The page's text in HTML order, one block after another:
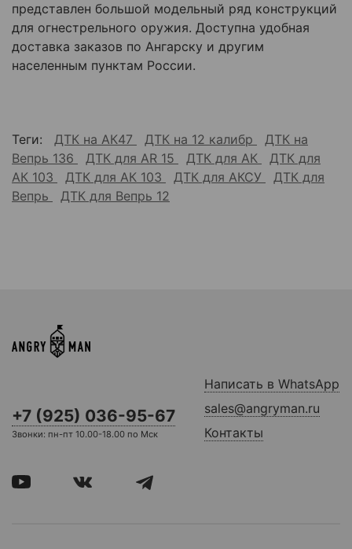
представлен большой модельный ряд конструкций
для огнестрельного оружия. Доступна удобная
доставка заказов по Ангарску и другим
населенным пунктам России.
Теги: ДТК на АК47 ДТК на 12 калибр
ДТК на
Вепрь 136
ДТК для AR 15 ДТК для АК
ДТК для
АК 103
ДТК для АК 103 ДТК для АКСУ
ДТК для
Вепрь
ДТК для Вепрь 12
+7 (925) 036-95-67
Звонки: пн-пт 10.00-18.00 по Мск
Написать в WhatsApp
sales@angryman.ru
Контакты